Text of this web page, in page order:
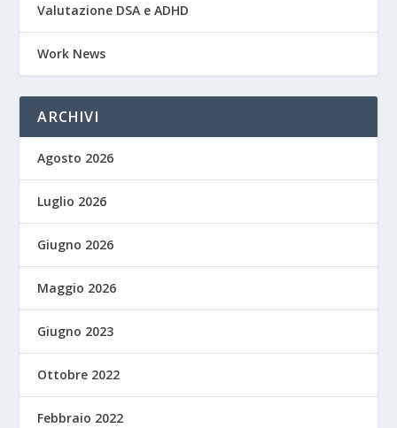
Valutazione DSA e ADHD
Work News
ARCHIVI
Agosto 2026
Luglio 2026
Giugno 2026
Maggio 2026
Giugno 2023
Ottobre 2022
Febbraio 2022